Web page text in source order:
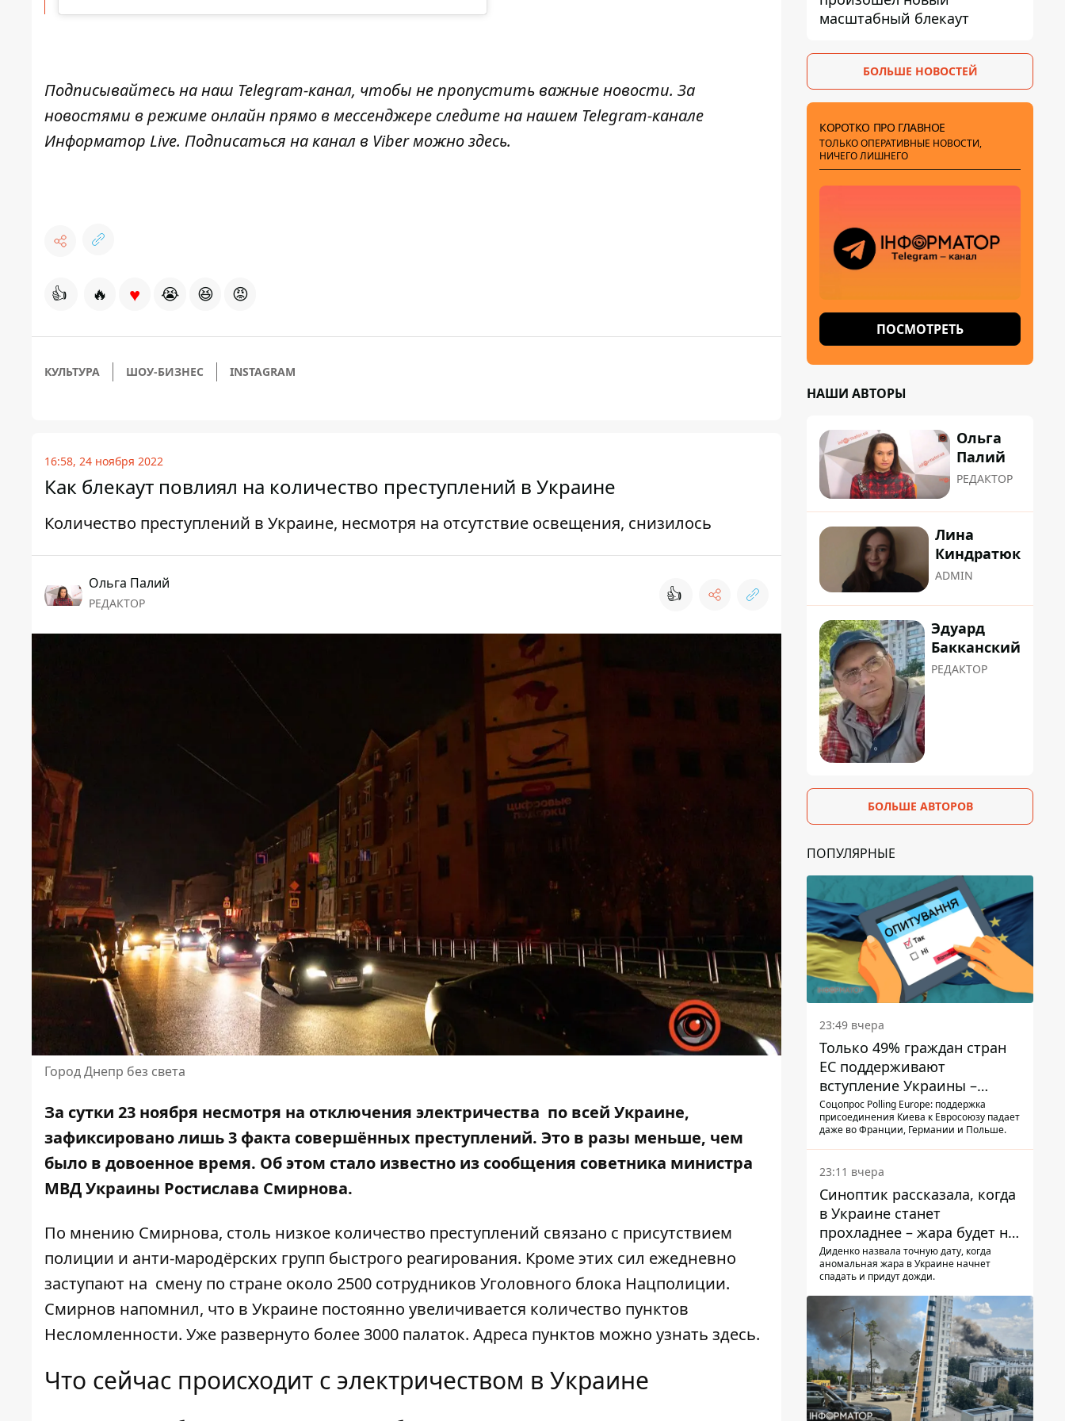
Подписывайтесь на наш Telegram-канал, чтобы не пропустить важные новости. За
новостями в режиме онлайн прямо в мессенджере следите на нашем Telegram-канале
Информатор Live. Подписаться на канал в Viber можноздесь.
👍 🔥 ♥ 😭 😆 😡
КУЛЬТУРА ШОУ-БИЗНЕС INSTAGRAM
16:58, 24 ноября 2022
Как блекаут повлиял на количество преступлений в Украине
Количество преступлений в Украине, несмотря на отсутствие освещения, снизилось
Ольга Палий
РЕДАКТОР 👍
Город Днепр без света
За сутки 23 ноября несмотря на отключения электричества по всей Украине,
зафиксировано лишь 3 факта совершённых преступлений. Это в разы меньше, чем
было в довоенное время. Об этом стало известно из сообщения советника министра
МВД Украины Ростислава Смирнова.
По мнению Смирнова, столь низкое количество преступлений связано с присутствием
полиции и анти-мародёрских групп быстрого реагирования. Кроме этих сил ежедневно
заступают на смену по стране около 2500 сотрудников Уголовного блока Нацполиции.
Смирнов напомнил, что в Украине постоянно увеличивается количество пунктов
Несломленности. Уже развернуто более 3000 палаток. Адреса пунктов можно узнать здесь.
Что сейчас происходит с электричеством в Украине
масштабный блекаут
БОЛЬШЕ НОВОСТЕЙ
КОРОТКО ПРО ГЛАВНОЕ
ТОЛЬКО ОПЕРАТИВНЫЕ НОВОСТИ,
НИЧЕГО ЛИШНЕГО
ПОСМОТРЕТЬ
НАШИ АВТОРЫ
Ольга
Палий
РЕДАКТОР
Лина
Киндратюк
ADMIN
Эдуард
Бакканский
РЕДАКТОР
БОЛЬШЕ АВТОРОВ
ПОПУЛЯРНЫЕ
23:49 вчера
Только 49% граждан стран
ЕС поддерживают
вступление Украины –
результаты опроса
Соцопрос Polling Europe: поддержка
присоединения Киева к Евросоюзу падает
даже во Франции, Германии и Польше.
23:11 вчера
Синоптик рассказала, когда
в Украине станет
прохладнее – жара будет не
долго
Диденко назвала точную дату, когда
аномальная жара в Украине начнет
спадать и придут дожди.